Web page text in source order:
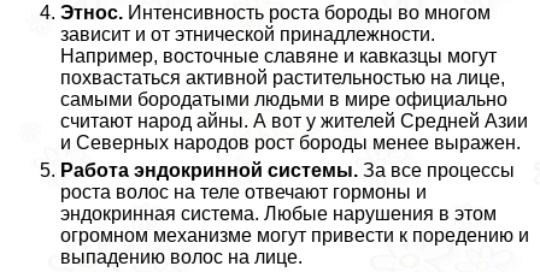
Этнос. Интенсивность роста бороды во многом
зависит и от этнической принадлежности.
Например, восточные славяне и кавказцы могут
похвастаться активной растительностью на лице,
самыми бородатыми людьми в мире официально
считают народ айны. А вот у жителей Средней Азии
и Северных народов рост бороды менее выражен.
Работа эндокринной системы. За все процессы
роста волос на теле отвечают гормоны и
эндокринная система. Любые нарушения в этом
огромном механизме могут привести к поредению и
выпадению волос на лице.